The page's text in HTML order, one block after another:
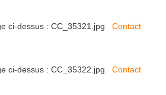
ci-dessus : CC_35321.jpg Contact
ci-dessus : CC_35322.jpg Contact